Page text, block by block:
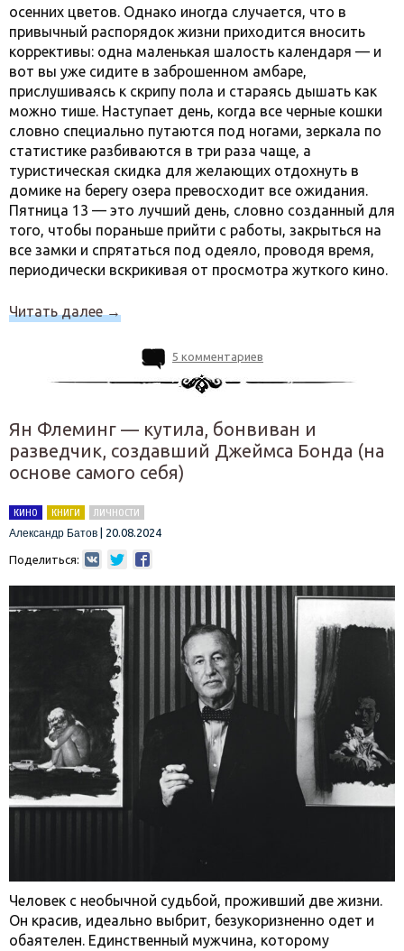
осенних цветов. Однако иногда случается, что в
привычный распорядок жизни приходится вносить
коррективы: одна маленькая шалость календаря — и
вот вы уже сидите в заброшенном амбаре,
прислушиваясь к скрипу пола и стараясь дышать как
можно тише. Наступает день, когда все черные кошки
словно специально путаются под ногами, зеркала по
статистике разбиваются в три раза чаще, а
туристическая скидка для желающих отдохнуть в
домике на берегу озера превосходит все ожидания.
Пятница 13 — это лучший день, словно созданный для
того, чтобы пораньше прийти с работы, закрыться на
все замки и спрятаться под одеяло, проводя время,
периодически вскрикивая от просмотра жуткого кино.
Читать далее→
5 комментариев
Ян Флеминг — кутила, бонвиван и
разведчик, создавший Джеймса Бонда (на
основе самого себя)
КИНО КНИГИ
ЛИЧНОСТИ
Александр Батов
20.08.2024
Поделиться:
Человек с необычной судьбой, проживший две жизни.
Он красив, идеально выбрит, безукоризненно одет и
обаятелен. Единственный мужчина, которому